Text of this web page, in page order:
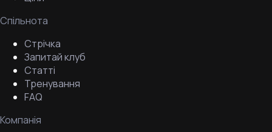
Спільнота
Стрічка
Запитай клуб
Статті
Тренування
FAQ
Компанія